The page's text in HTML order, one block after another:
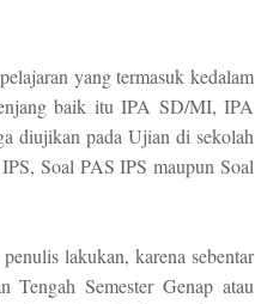
yang termasuk kedalam
baik itu IPA SD/MI, IPA
diujikan pada Ujian di sekolah
Soal PAS IPS maupun Soal
lakukan, karena sebentar
Tengah Semester Genap atau